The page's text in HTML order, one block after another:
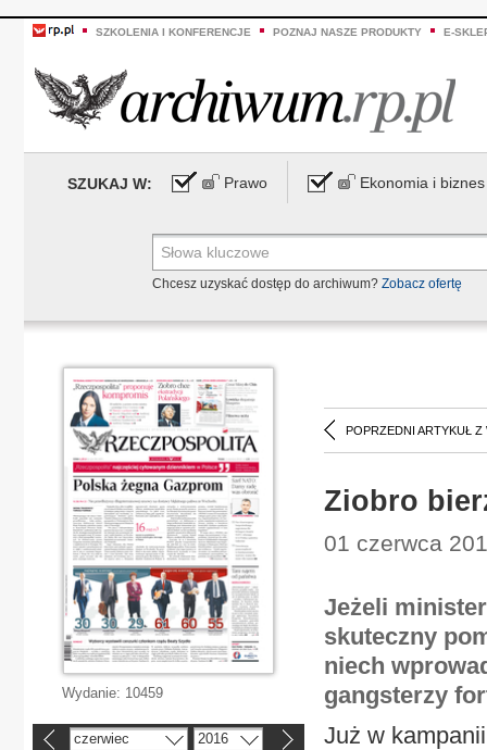
SZKOLENIA I KONFERENCJE POZNAJ NASZE PRODUKTY E-
SZUKAJ W: Prawo Ekonomia i biznes
Chcesz uzyskać dostęp do archiwum? Zobacz ofertę
POPRZEDNI ARTYKUŁ Z
Ziobro
01 czerwca
Jeżeli
skuteczny
niech
gangsterzy
Już w
Wydanie: 10459
czerwiec 2016